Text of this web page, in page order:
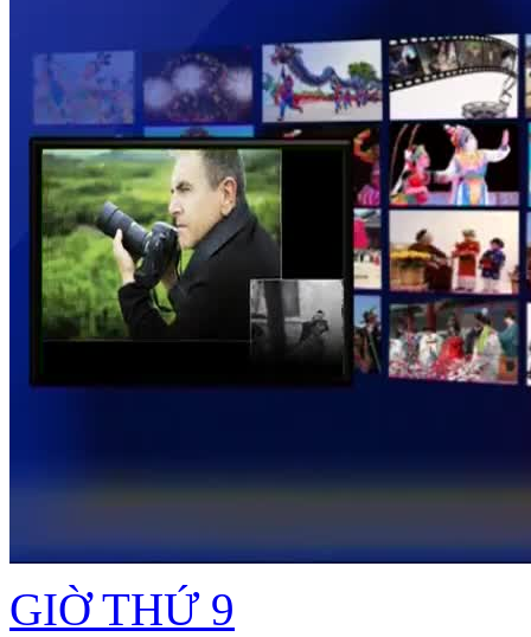
GIỜ THỨ 9